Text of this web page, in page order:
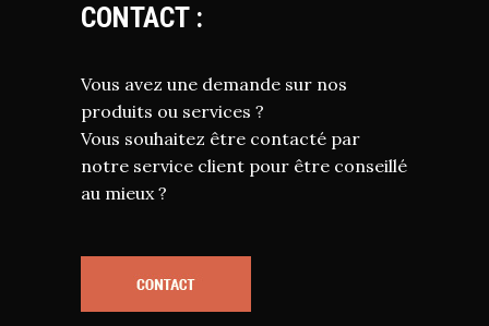
CONTACT :
Vous avez une demande sur nos
produits ou services ?
Vous souhaitez être contacté par
notre service client pour être conseillé
au mieux ?